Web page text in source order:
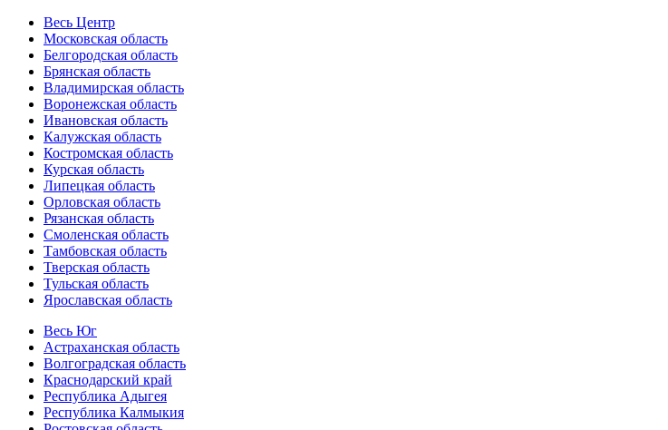
Весь Центр
Московская область
Белгородская область
Брянская область
Владимирская область
Воронежская область
Ивановская область
Калужская область
Костромская область
Курская область
Липецкая область
Орловская область
Рязанская область
Смоленская область
Тамбовская область
Тверская область
Тульская область
Ярославская область
Весь Юг
Астраханская область
Волгоградская область
Краснодарский край
Республика Адыгея
Республика Калмыкия